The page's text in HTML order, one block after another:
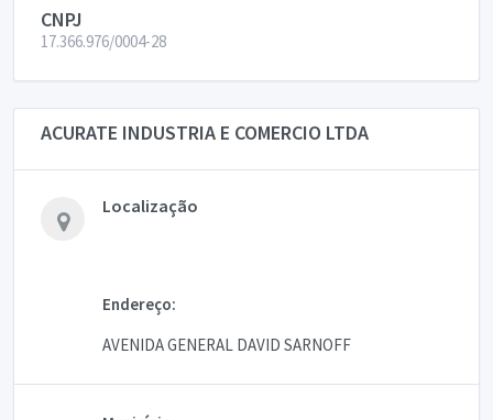
CNPJ
17.366.976/0004-28
ACURATE INDUSTRIA E COMERCIO LTDA
Localização
Endereço:
AVENIDA GENERAL DAVID SARNOFF